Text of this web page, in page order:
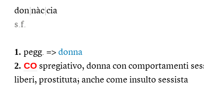
don nàc cia
s.f.
1. pegg. => donna
2. CO spregiativo, donna con comportamenti
liberi, prostituta; anche come insulto sessista